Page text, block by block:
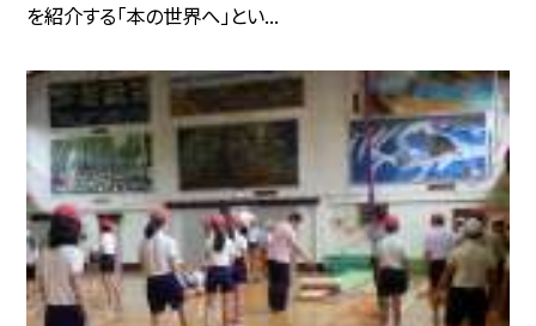
を紹介する「本の世界へ」とい...